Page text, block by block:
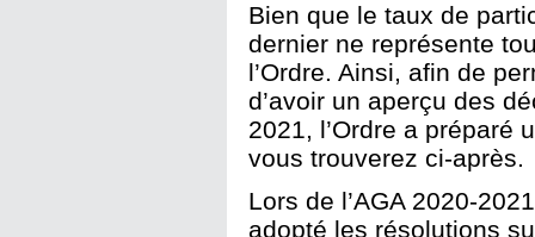
Bien que le taux de
dernier ne représente
l’Ordre. Ainsi, afin de
d’avoir un aperçu des
2021, l’Ordre a préparé
vous trouverez ci-après.
Lors de l’AGA 2020-
adopté les résolutions